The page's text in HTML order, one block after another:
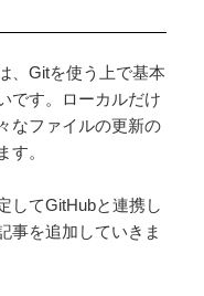
、Gitを使う上で基本
です。ローカルだけ
なファイルの更新の
す。
してGitHubと連携し
事を追加していきま